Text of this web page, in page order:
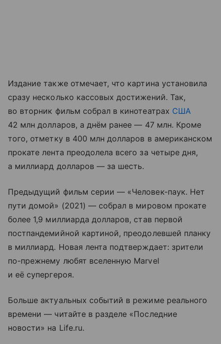
Издание также отмечает, что картина установила
сразу несколько кассовых достижений. Так,
во вторник фильм собрал в кинотеатрах США
42 млн долларов, а днём ранее — 47 млн. Кроме
того, отметку в 400 млн долларов в американском
прокате лента преодолела всего за четыре дня,
а миллиард долларов — за шесть.
Предыдущий фильм серии — «Человек-паук. Нет
пути домой» (2021) — собрал в мировом прокате
более 1,9 миллиарда долларов, став первой
постпандемийной картиной, преодолевшей планку
в миллиард. Новая лента подтверждает: зрители
по-прежнему любят вселенную Marvel
и её супергероя.
Больше актуальных событий в режиме реального
времени — читайте в разделе «Последние
новости» на Life.ru.